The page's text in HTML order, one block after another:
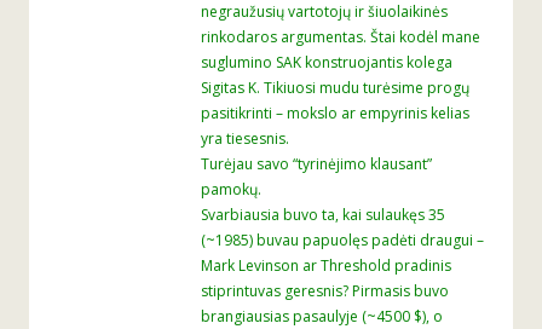
negraužusių vartotojų ir šiuolaikinės
rinkodaros argumentas. Štai kodėl mane
suglumino SAK konstruojantis kolega
Sigitas K. Tikiuosi mudu turėsime progų
pasitikrinti – mokslo ar empyrinis kelias
yra tiesesnis.
Turėjau savo “tyrinėjimo klausant”
pamokų.
Svarbiausia buvo ta, kai sulaukęs 35
(~1985) buvau papuolęs padėti draugui –
Mark Levinson ar Threshold pradinis
stiprintuvas geresnis? Pirmasis buvo
brangiausias pasaulyje (~4500 $), o